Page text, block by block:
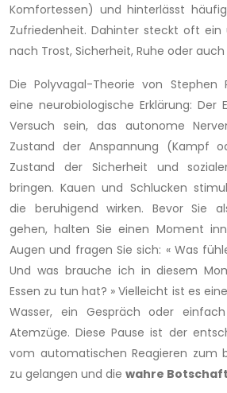
Komfortessen) und hinterlässt
Zufriedenheit. Dahinter steckt oft ein
nach Trost, Sicherheit, Ruhe oder
Die Polyvagal-Theorie von Stephen
eine neurobiologische Erklärung: Der
Versuch sein, das autonome
Zustand der Anspannung (Kampf
Zustand der Sicherheit und
bringen. Kauen und Schlucken
die beruhigend wirken. Bevor Sie
gehen, halten Sie einen Moment
Augen und fragen Sie sich: « Was
Und was brauche ich in diesem
Essen zu tun hat? » Vielleicht ist es
Wasser, ein Gespräch oder
Atemzüge. Diese Pause ist der
vom automatischen Reagieren zum
zu gelangen und die wahre Botschaft